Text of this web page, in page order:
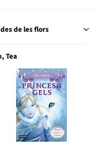
de les flors
Tea